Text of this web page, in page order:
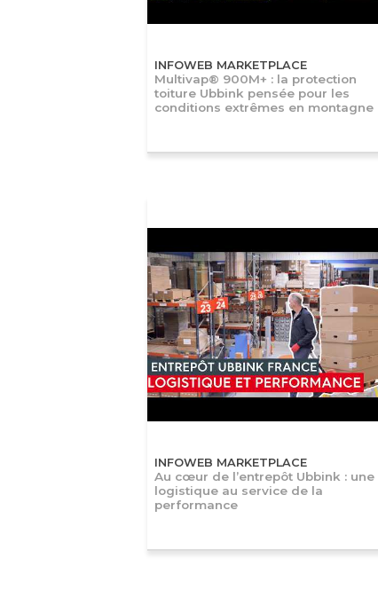
INFOWEB MARKETPLACE
Multivap® 900M+ : la protection
toiture Ubbink pensée pour les
conditions extrêmes en montagne
INFOWEB MARKETPLACE
Au cœur de l’entrepôt Ubbink : une
logistique au service de la
performance